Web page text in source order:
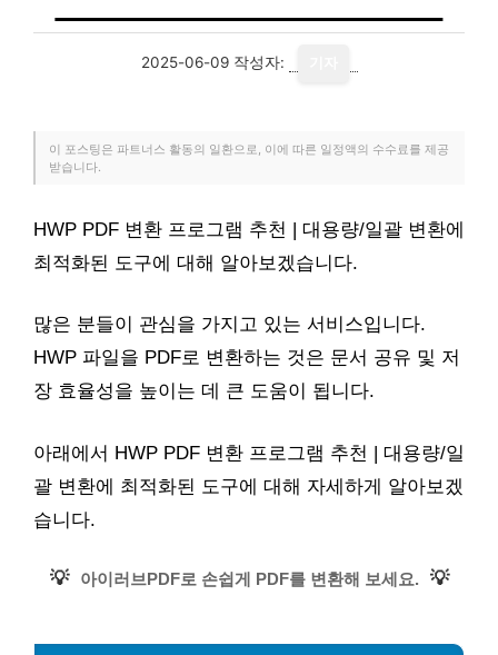
2025-06-09 작성자:
이 포스팅은 파트너스 활동의 일환으로, 이에 따른 일정액의 수수료를 제공
받습니다.
HWP PDF 변환 프로그램 추천 | 대용량/일괄 변환에
최적화된 도구에 대해 알아보겠습니다.
많은 분들이 관심을 가지고 있는 서비스입니다.
HWP 파일을 PDF로 변환하는 것은 문서 공유 및 저
장 효율성을 높이는 데 큰 도움이 됩니다.
아래에서 HWP PDF 변환 프로그램 추천 | 대용량/일
괄 변환에 최적화된 도구에 대해 자세하게 알아보겠
습니다.
💡 아이러브PDF로 손쉽게 PDF를 변환해 보세요. 💡